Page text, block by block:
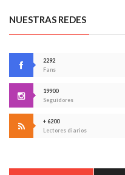
NUESTRAS REDES
2292
Fans
19900
Seguidores
+ 6200
Lectores diarios